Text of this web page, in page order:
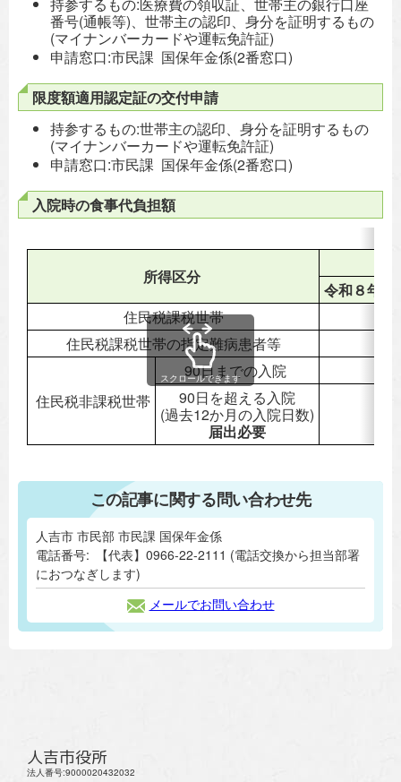
番号(通帳等)、世帯主の認印、身分を証明するもの
(マイナンバーカードや運転免許証)
申請窓口:市民課 国保年金係(2番窓口)
限度額適用認定証の交付申請
持参するもの:世帯主の認印、身分を証明するもの
(マイナンバーカードや運転免許証)
申請窓口:市民課 国保年金係(2番窓口)
入院時の食事代負担額
所得区分
令和８年５
住民税課税世帯
住民税課税世帯の指定難病患者等
住民税非課税世帯
90日までの入院
90日を超える入院
(過去12か月の入院日数)
届出必要
スクロールできます
この記事に関する問い合わせ先
人吉市 市民部 市民課 国保年金係
電話番号:
【代表】0966-22-2111 (電話交換から担当部署
におつなぎします)
メールでお問い合わせ
人吉市役所
法人番号:9000020432032